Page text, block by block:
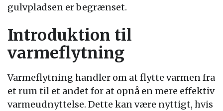
gulvpladsen er begrænset.
Introduktion til
varmeflytning
Varmeflytning handler om at flytte varmen fra
et rum til et andet for at opnå en mere effektiv
varmeudnyttelse. Dette kan være nyttigt, hvis